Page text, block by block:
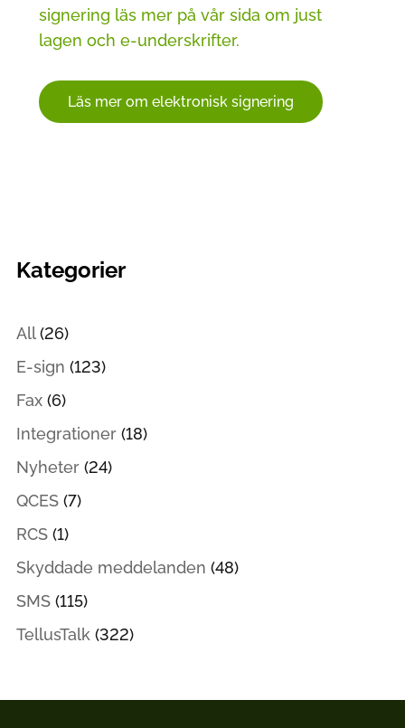
signering läs mer på vår sida om just
lagen och e-underskrifter.
Läs mer om elektronisk signering
Kategorier
All(26)
E-sign (123)
Fax(6)
Integrationer(18)
Nyheter(24)
QCES(7)
RCS(1)
Skyddade meddelanden (48)
SMS(115)
TellusTalk (322)